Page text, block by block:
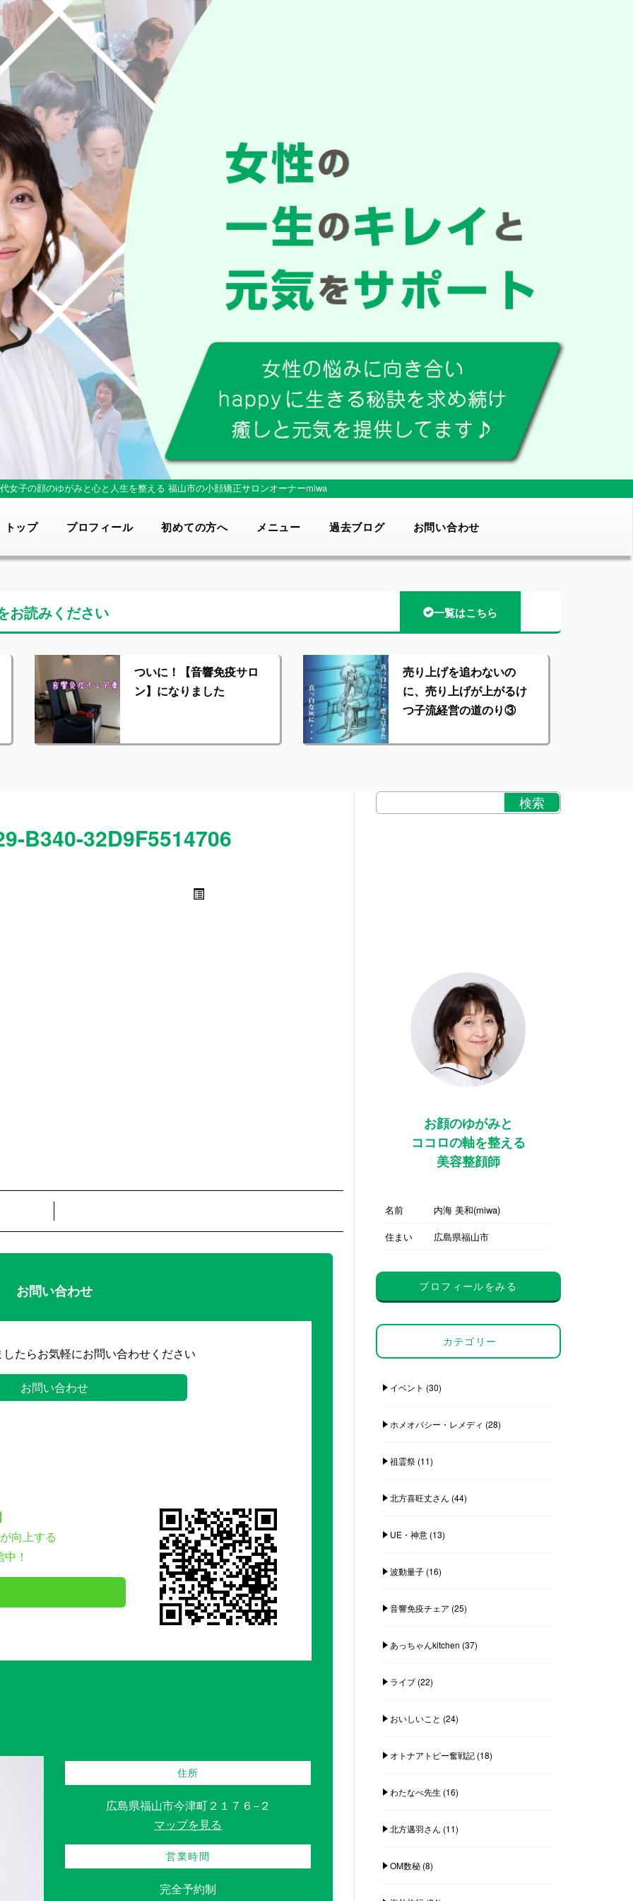
女子の顔のゆがみと心と人生を整える 福山市の小顔矯正サロンオーナーmiwa
トップ プロフィール 初めての方へ メニュー 過去ブログ お問い合わせ
お読みください 一覧はこちら
ついに！【音響免疫サロ
ン】になりました
売り上げを追わないの
に、売り上げが上がるけ
つ子流経営の道のり③
B340-32D9F5514706
お問い合わせ
たらお気軽にお問い合わせください
お問い合わせ
向上する
！
住所
広島県福山市今津町２１７６−２
マップを見る
営業時間
完全予約制
お顔のゆがみと
ココロの軸を整える
美容整顔師
名前
内海 美和(miwa)
住まい
広島県福山市
プロフィールをみる
カテゴリー
イベント (30)
ホメオパシー・レメディ (28)
祖霊祭(11)
北方喜旺丈さん (44)
UE・神意(13)
波動量子(16)
音響免疫チェア (25)
あっちゃんkitchen (37)
ライブ(22)
おいしいこと (24)
オトナアトピー奮戦記(18)
わたなべ先生 (16)
北方邁羽さん (11)
OM数秘(8)